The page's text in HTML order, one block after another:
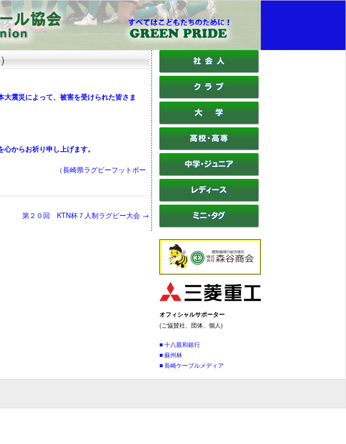
）
震災によって、被害を受けられた皆さま
からお祈り申し上げます。
ーフットボー
第２０回 KTN杯７人制ラグビー大会 →
オフィシャルサポーター
(ご協賛社、団体、個人)
■ 十八親和銀行
■ 蘇州林
■ 長崎ケーブルメディア